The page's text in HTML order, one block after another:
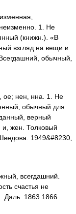
1. Не
(книжн.). «В
взгляд на вещи и
обычный,
нен, нна. 1. Не
обычный для
верный
и, жен. Толковый
1949&#8230;
всегдашний.
счастья не
Даль. 1863 1866 …